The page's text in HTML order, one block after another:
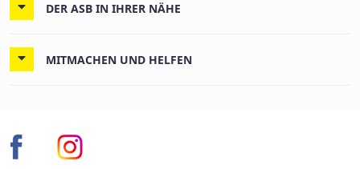
DER ASB IN IHRER NÄHE
MITMACHEN UND HELFEN